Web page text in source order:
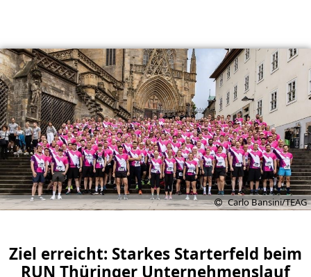
Carlo Bansini/TEAG
Ziel erreicht: Starkes Starterfeld beim
RUN Thüringer Unternehmenslauf